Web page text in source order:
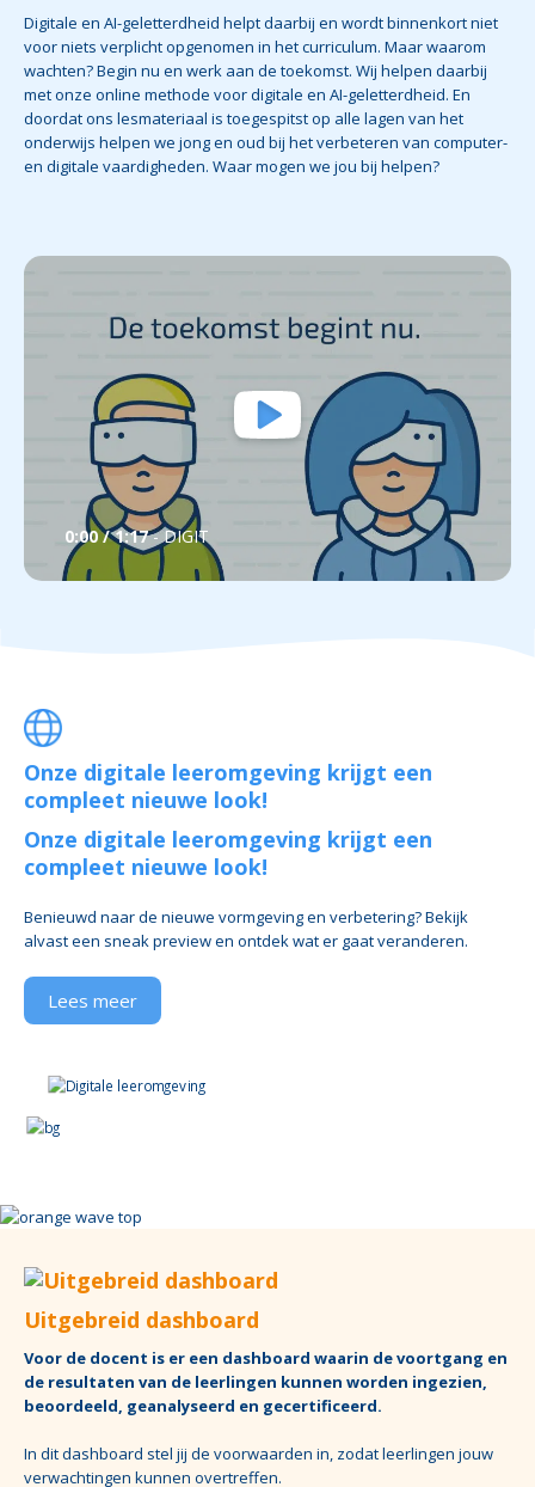
Digitale en AI-geletterdheid helpt daarbij en wordt binnenkort niet
voor niets verplicht opgenomen in het curriculum. Maar waarom
wachten? Begin nu en werk aan de toekomst. Wij helpen daarbij
met onze online methode voor digitale en AI-geletterdheid. En
doordat ons lesmateriaal is toegespitst op alle lagen van het
onderwijs helpen we jong en oud bij het verbeteren van computer-
en digitale vaardigheden. Waar mogen we jou bij helpen?
0:00 / 1:17- DIGIT
Onze digitale leeromgeving krijgt een
compleet nieuwe look!
Onze digitale leeromgeving krijgt een
compleet nieuwe look!
Benieuwd naar de nieuwe vormgeving en verbetering? Bekijk
alvast een sneak preview en ontdek wat er gaat veranderen.
Lees meer
Uitgebreid dashboard
Voor de docent is er een dashboard waarin de voortgang en
de resultaten van de leerlingen kunnen worden ingezien,
beoordeeld, geanalyseerd en gecertificeerd.
In dit dashboard stel jij de voorwaarden in, zodat leerlingen jouw
verwachtingen kunnen overtreffen.